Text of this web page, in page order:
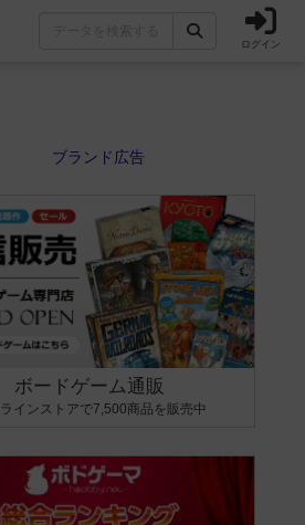
ログイン
ボードゲーム通販
インストアで7,500商品を販売中